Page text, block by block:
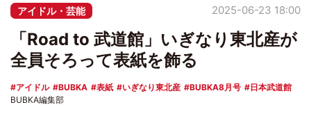
アイドル・芸能 2025-06-23 18:00
「Road to 武道館」いぎなり東北産が
全員そろって表紙を飾る
アイドル BUBKA 表紙 いぎなり東北産 BUBKA8月号
日本武道館
BUBKA編集部